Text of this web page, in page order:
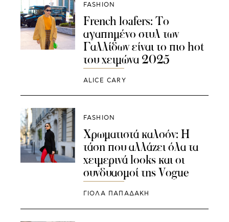
FASHION
French loafers: Το
αγαπημένο στυλ των
Γαλλίδων είναι το πιο hot
του χειμώνα 2025
ALICE CARY
FASHION
Χρωματιστά καλσόν: Η
τάση που αλλάζει όλα τα
χειμερινά looks και οι
συνδυασμοί της Vogue
ΓΙΌΛΑ ΠΑΠΑΔΆΚΗ